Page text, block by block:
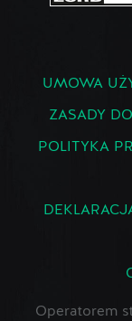
UMOWA
ZASADY
POLITYKA
Operatorem